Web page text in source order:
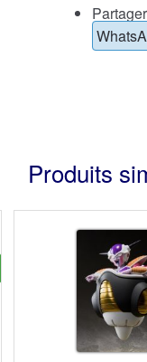
Produits